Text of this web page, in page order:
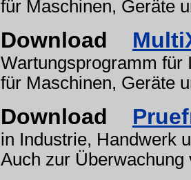
für Maschinen, Geräte
Download
Wartungsprogramm für
für Maschinen, Geräte
Download
in Industrie, Handwerk
Auch zur